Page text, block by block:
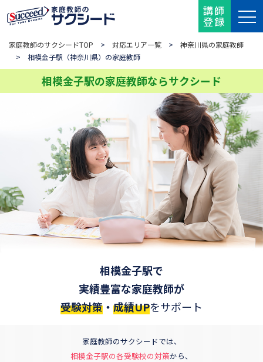
講師
登録
家庭教師のサクシードTOP > 対応エリア一覧 > 神奈川県の家庭教師
> 相模金子駅（神奈川県）の家庭教師
相模金子駅の家庭教師ならサクシード
相模金子駅で
実績豊富な家庭教師が
受験対策 ・ 成績UPをサポート
家庭教師のサクシードでは、
相模金子駅の各受験校の対策から、